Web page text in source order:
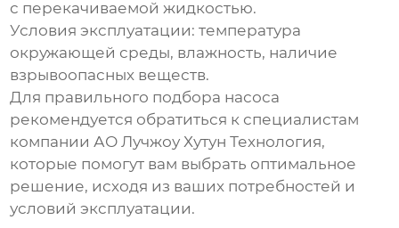
с перекачиваемой жидкостью.
Условия эксплуатации: температура
окружающей среды, влажность, наличие
взрывоопасных веществ.
Для правильного подбора насоса
рекомендуется обратиться к специалистам
компанииАО Лучжоу Хутун Технология,
которые помогут вам выбрать оптимальное
решение, исходя из ваших потребностей и
условий эксплуатации.